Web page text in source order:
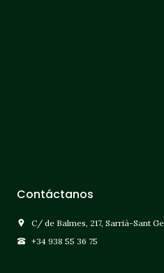
Contáctanos
C/ de Balmes, 217, Sarrià-Sant
+34 938 55 36 75